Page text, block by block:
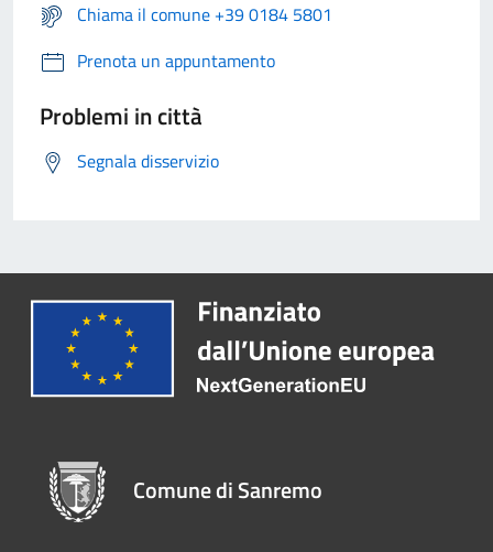
Chiama il comune +39 0184 5801
Prenota un appuntamento
Problemi in città
Segnala disservizio
Comune di Sanremo